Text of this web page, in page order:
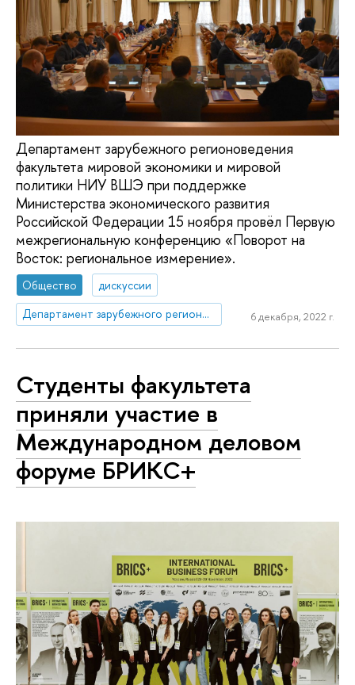
Департамент зарубежного регионоведения
факультета мировой экономики и мировой
политики НИУ ВШЭ при поддержке
Министерства экономического развития
Российской Федерации 15 ноября провёл Первую
межрегиональную конференцию «Поворот на
Восток: региональное измерение».
Общество
дискуссии
Департамент зарубежного регионоведения
6 декабря, 2022 г.
Студенты факультета
приняли участие в
Международном деловом
форуме БРИКС+